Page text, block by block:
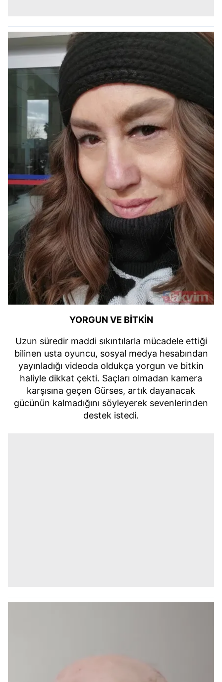
YORGUN VE BİTKİN
Uzun süredir maddi sıkıntılarla mücadele ettiği
bilinen usta oyuncu, sosyal medya hesabından
yayınladığı videoda oldukça yorgun ve bitkin
haliyle dikkat çekti. Saçları olmadan kamera
karşısına geçen Gürses, artık dayanacak
gücünün kalmadığını söyleyerek sevenlerinden
destek istedi.